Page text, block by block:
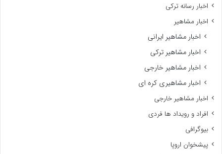
اخبار رسانه ترکی
اخبار مشاهیر
اخبار مشاهیر ایرانی
اخبار مشاهیر ترکی
اخبار مشاهیر خارجی
اخبار مشاهیری کره ای
اخبار مشاهیر خارجی
افراد و رویداد ها فردی
بیوگرافی
پیشخوان اروپا